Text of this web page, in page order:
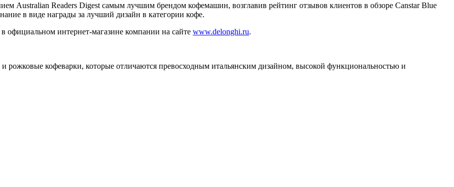
Australian Readers Digest самым лучшим брендом кофемашин, возглавив рейтинг отзывов клиентов в обзоре Canstar Blue
в виде награды за лучший дизайн в категории кофе.
официальном интернет-магазине компании на сайте www.delonghi.ru.
рожковые кофеварки, которые отличаются превосходным итальянским дизайном, высокой функциональностью и